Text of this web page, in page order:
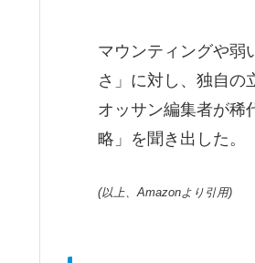
マウンティングや弱
さ」に対し、独自の
オッサン編集者が稀
略」を聞き出した。
(以上、Amazonより引用)